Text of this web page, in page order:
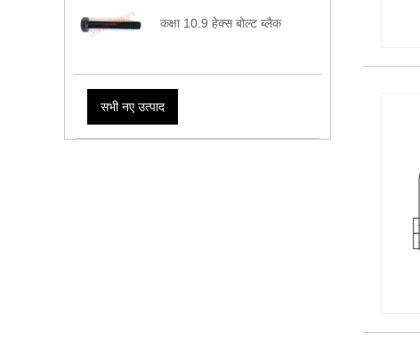
कक्षा 10.9 हेक्स बोल्ट ब्लैक
सभी नए उत्पाद